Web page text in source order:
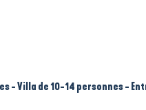
- Villa de 10-14 personnes -